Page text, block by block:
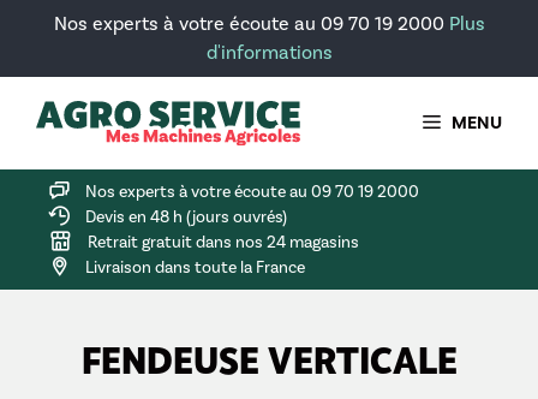
Nos experts à votre écoute au 09 70 19 2000 Plus
d'informations
MENU
Nos experts à votre écoute au 09 70 19 2000
Devis en 48 h (jours ouvrés)
Retrait gratuit dans nos 24 magasins
Livraison dans toute la France
FENDEUSE VERTICALE